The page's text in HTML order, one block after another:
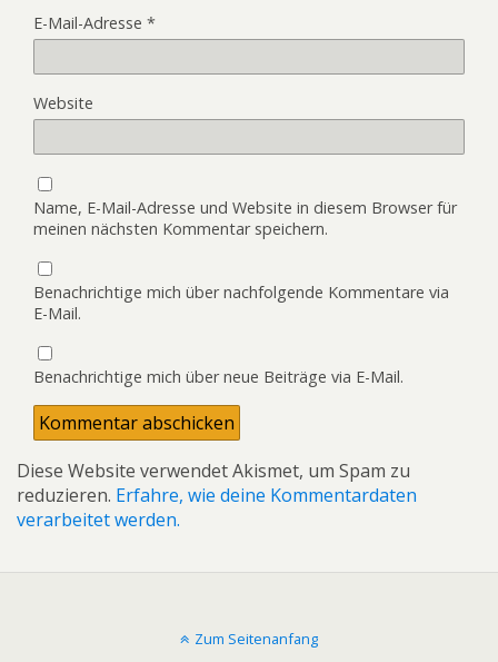
E-Mail-Adresse *
Website
Name, E-Mail-Adresse und Website in diesem Browser für
meinen nächsten Kommentar speichern.
Benachrichtige mich über nachfolgende Kommentare via
E-Mail.
Benachrichtige mich über neue Beiträge via E-Mail.
Diese Website verwendet Akismet, um Spam zu
reduzieren. Erfahre, wie deine Kommentardaten
verarbeitet werden.
Zum Seitenanfang